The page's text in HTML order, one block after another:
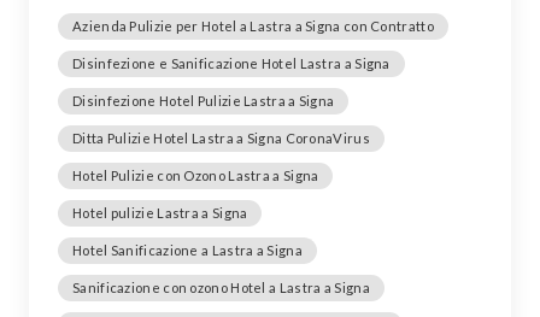
Azienda Pulizie per Hotel a Lastra a Signa con Contratto
Disinfezione e Sanificazione Hotel Lastra a Signa
Disinfezione Hotel Pulizie Lastra a Signa
Ditta Pulizie Hotel Lastra a Signa CoronaVirus
Hotel Pulizie con Ozono Lastra a Signa
Hotel pulizie Lastra a Signa
Hotel Sanificazione a Lastra a Signa
Sanificazione con ozono Hotel a Lastra a Signa